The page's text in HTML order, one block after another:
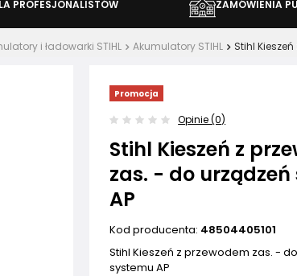
PROFESJONALISTÓW ZAMÓWIENIA
i ładowarki STIHL Akumulatory STIHL Stihl
Promocja
Opinie (0)
Stihl Kieszeń z
zas. - do
AP
Kod producenta: 48504405101
Stihl Kieszeń z przewodem zas. -
systemu AP